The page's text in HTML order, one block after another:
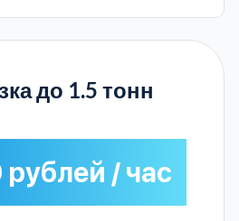
до 1.5 тонн
рублей / час